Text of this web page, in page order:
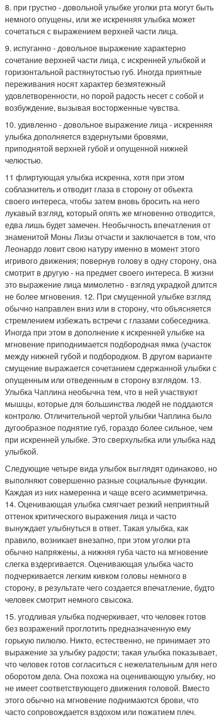
8. при грустно - довольной улыбке уголки рта могут быть
немного опущены, или же искренняя улыбка может
сочетаться с выражением верхней части лица.
9. испуганно - довольное выражение характерно
сочетание верхней части лица, с искренней улыбкой и
горизонтальной растянутостью губ. Иногда приятные
переживания носят характер безмятежный
удовлетворенности, но порой радость несет с собой и
возбуждение, вызывая восторженные чувства.
10. удивленно - довольное выражение лица - искренняя
улыбка дополняется вздернутыми бровями,
приподнятой верхней губой и опущенной нижней
челюстью.
11 флиртующая улыбка искренна, хотя при этом
соблазнитель и отводит глаза в сторону от объекта
своего интереса, чтобы затем вновь бросить на него
лукавый взгляд, который опять же мгновенно отводится,
едва лишь будет замечен. Необычность впечатления от
знаменитой Моны Лизы отчасти и заключается в том, что
Леонардо ловит свою натуру именно в момент этого
игривого движения; повернув голову в одну сторону, она
смотрит в другую - на предмет своего интереса. В жизни
это выражение лица мимолетно - взгляд украдкой длится
не более мгновения. 12. При смущенной улыбке взгляд
обычно направлен вниз или в сторону, что объясняется
стремлением избежать встречи с глазами собеседника.
Иногда при этом в дополнение к искренней улыбке на
мгновение приподнимается подбородная ямка (участок
между нижней губой и подбородком. В другом варианте
смущение выражается сочетанием сдержанной улыбки с
опущенным или отведенным в сторону взглядом. 13.
Улыбка Чаплина необычна тем, что в ней участвуют
мышцы, которые для большинства людей не поддаются
контролю. Отличительной чертой улыбки Чаплина было
дугообразное поднятие губ, гораздо более сильное, чем
при искренней улыбке. Это сверхулыбка или улыбка над
улыбкой.
Следующие четыре вида улыбок выглядят одинаково, но
выполняют совершенно разные социальные функции.
Каждая из них намеренна и чаще всего асимметрична.
14. Оценивающая улыбка смягчает резкий неприятный
оттенок критического выражения лица и часто
вынуждает улыбнуться в ответ. Такая улыбка, как
правило, возникает внезапно, при этом уголки рта
обычно напряжены, а нижняя губа часто на мгновение
слегка вздергивается. Оценивающая улыбка часто
подчеркивается легким кивком головы немного в
сторону, в результате чего создается впечатление, будто
человек смотрит немного свысока.
15. угодливая улыбка подчеркивает, что человек готов
без возражений проглотить предназначенную ему
горькую пилюлю. Никто, естественно, не принимает это
выражение за улыбку радости; такая улыбка показывает,
что человек готов согласиться с нежелательным для него
оборотом дела. Она похожа на оценивающую улыбку, но
не имеет соответствующего движения головой. Вместо
этого обычно на мгновение поднимаются брови, что
часто сопровождается вздохом или пожатием плеч.